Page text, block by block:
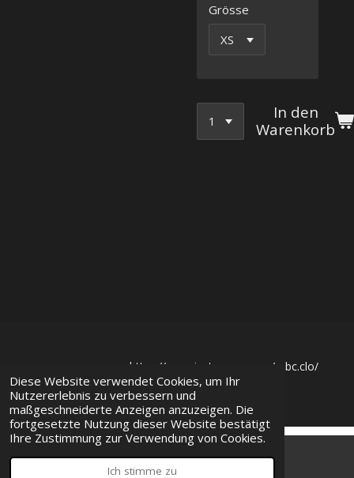
Diese Website verwendet Cookies, um Ihr
Nutzererlebnis zu verbessern und
maßgeschneiderte Anzeigen anzuzeigen. Die
fortgesetzte Nutzung dieser Website bestätigt
Ihre Zustimmung zur Verwendung von Cookies.
Ich stimme zu
Grösse
In den
Warenkorb
https://www.instagram.com/mbc.clo/
© 2023MBC Clothing